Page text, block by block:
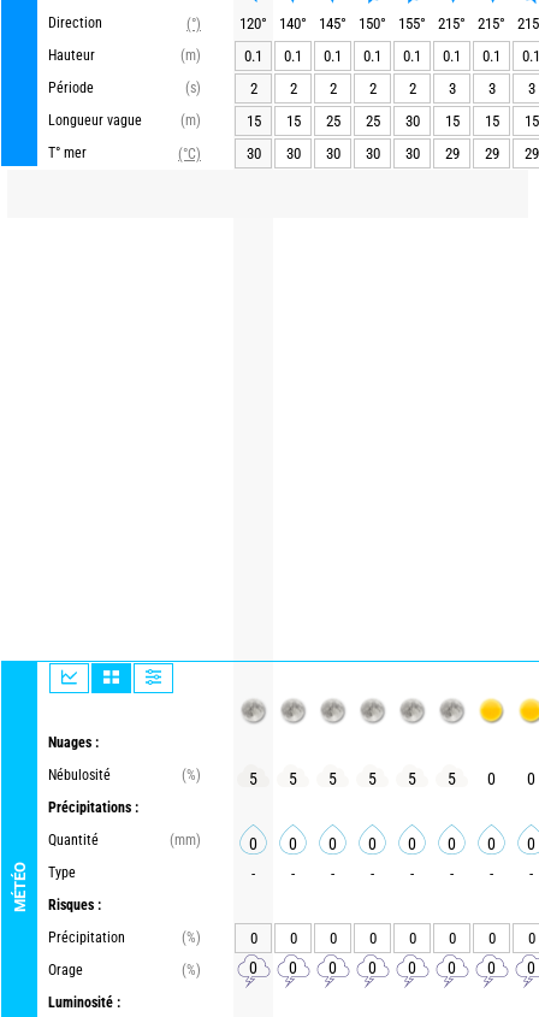
Direction
(°)
Hauteur
(m)
Période
(s)
Longueur vague
(m)
T° mer
(°C)
MÉTÉO
Nuages :
Nébulosité
(%)
Précipitations :
Quantité
(mm)
Type
Risques :
Précipitation
(%)
Orage
(%)
Luminosité :
120° 140° 145° 150° 155° 215° 215°
215
0.1
0.1 0.1 0.1 0.1 0.1 0.1
0.1
2
2 2 2 2 3 3
3
15
15 25 25 30 15 15
15
30
30 30 30 30 29 29 29
5 5 5 5 5 5 0 0
0 0 0 0 0 0 0 0
- - - - - - - -
0 0 0 0 0 0 0 0
0 0 0 0 0 0 0 0